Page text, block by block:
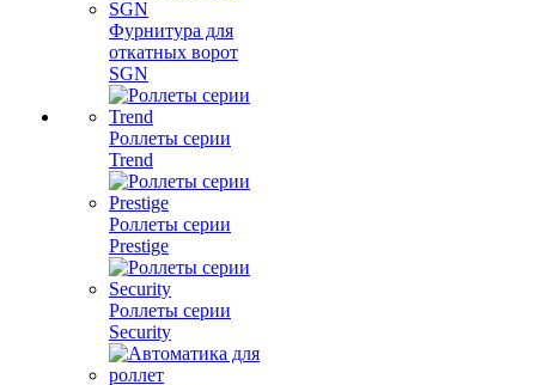
Фурнитура для
откатных ворот
SGN
Роллеты серии
Trend
Роллеты серии
Prestige
Роллеты серии
Security